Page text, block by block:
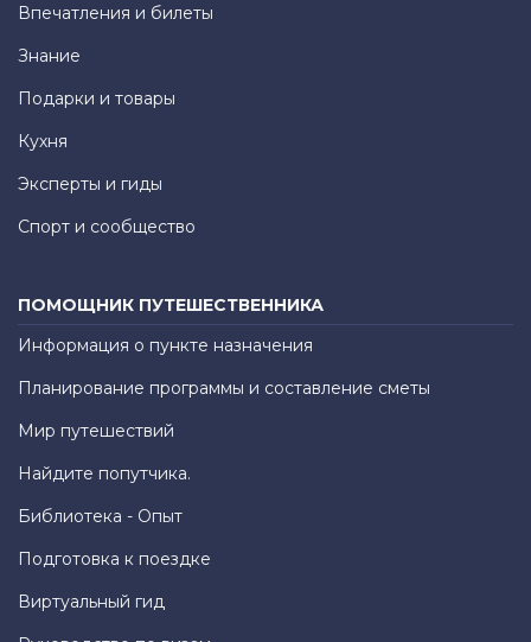
Впечатления и билеты
Знание
Подарки и товары
Кухня
Эксперты и гиды
Спорт и сообщество
ПОМОЩНИК ПУТЕШЕСТВЕННИКА
Информация о пункте назначения
Планирование программы и составление сметы
Мир путешествий
Найдите попутчика.
Библиотека - Опыт
Подготовка к поездке
Виртуальный гид